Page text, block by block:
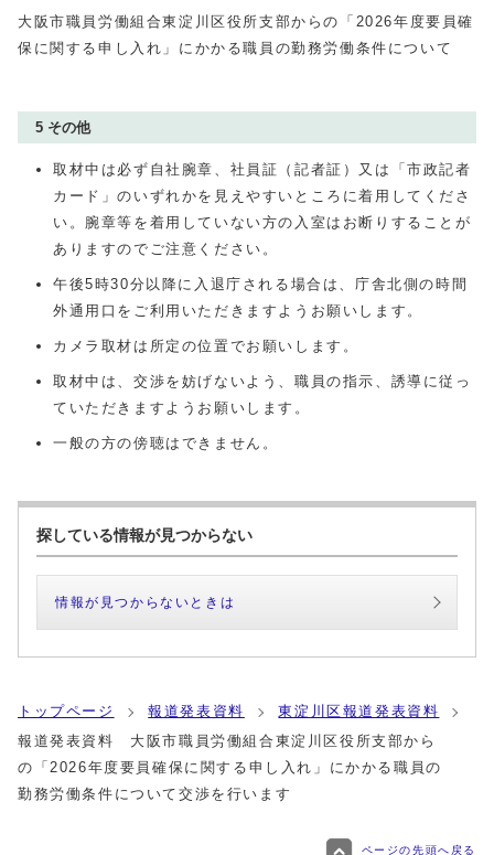
大阪市職員労働組合東淀川区役所支部からの「2026年度要員確
保に関する申し入れ」にかかる職員の勤務労働条件について
5 その他
取材中は必ず自社腕章、社員証（記者証）又は「市政記者
カード」のいずれかを見えやすいところに着用してくださ
い。腕章等を着用していない方の入室はお断りすることが
ありますのでご注意ください。
午後5時30分以降に入退庁される場合は、庁舎北側の時間
外通用口をご利用いただきますようお願いします。
カメラ取材は所定の位置でお願いします。
取材中は、交渉を妨げないよう、職員の指示、誘導に従っ
ていただきますようお願いします。
一般の方の傍聴はできません。
探している情報が見つからない
情報が見つからないときは
トップページ 報道発表資料
東淀川区報道発表資料
報道発表資料 大阪市職員労働組合東淀川区役所支部から
の「2026年度要員確保に関する申し入れ」にかかる職員の
勤務労働条件について交渉を行います
ページの先頭へ戻る